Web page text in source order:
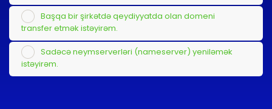
Başqa bir şirkətdə qeydiyyatda olan domeni
transfer etmək istəyirəm.
Sadəcə neymserverləri (nameserver) yeniləmək
istəyirəm.